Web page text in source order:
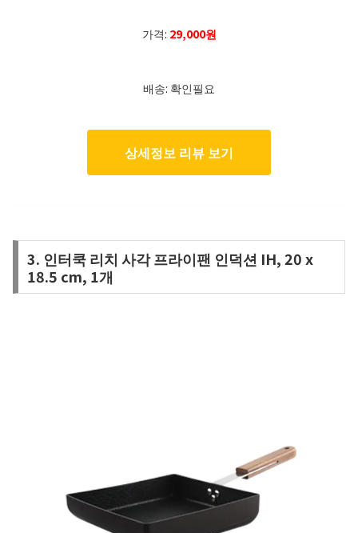
가격: 29,000원
배송: 확인필요
상세정보 리뷰 보기
3. 인터쿡 리치 사각 프라이팬 인덕션 IH, 20 x
18.5 cm, 1개